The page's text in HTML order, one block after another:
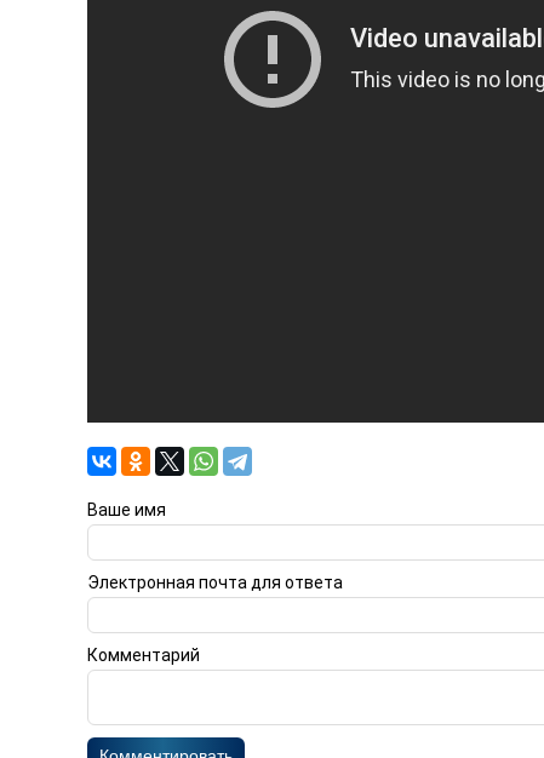
Ваше имя
Электронная почта для ответа
Комментарий